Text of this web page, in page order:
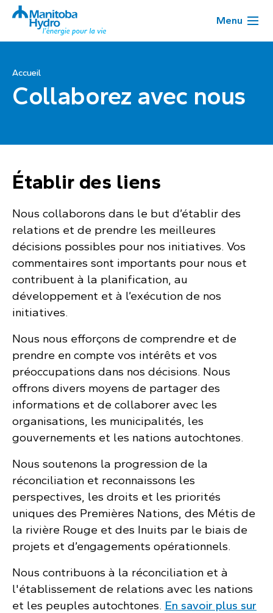
Menu
Accueil
Collaborez avec nous
Établir des liens
Nous collaborons dans le but d’établir des
relations et de prendre les meilleures
décisions possibles pour nos initiatives. Vos
commentaires sont importants pour nous et
contribuent à la planification, au
développement et à l’exécution de nos
initiatives.
Nous nous efforçons de comprendre et de
prendre en compte vos intérêts et vos
préoccupations dans nos décisions. Nous
offrons divers moyens de partager des
informations et de collaborer avec les
organisations, les municipalités, les
gouvernements et les nations autochtones.
Nous soutenons la progression de la
réconciliation et reconnaissons les
perspectives, les droits et les priorités
uniques des Premières Nations, des Métis de
la rivière Rouge et des Inuits par le biais de
projets et d’engagements opérationnels.
Nous contribuons à la réconciliation et à
l'établissement de relations avec les nations
et les peuples autochtones. En savoir plus sur